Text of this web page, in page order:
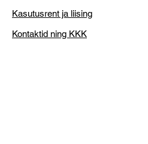
Kasutusrent ja liising
Kontaktid ning KKK